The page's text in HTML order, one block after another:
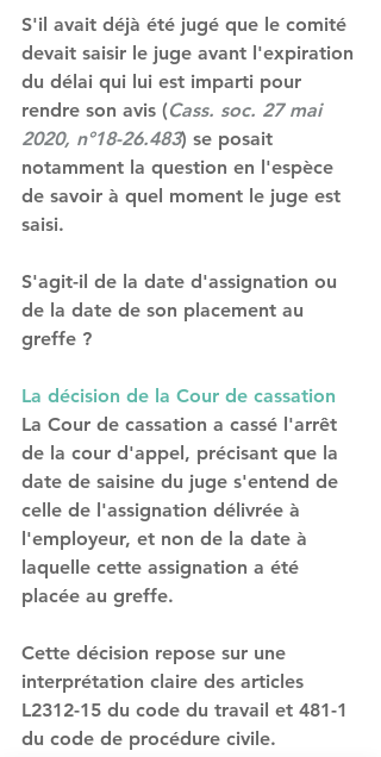
S'il avait déjà été jugé que le comité
devait saisir le juge avant l'expiration
du délai qui lui est imparti pour
rendre son avis (Cass. soc. 27 mai
2020, n°18-26.483) se posait
notamment la question en l'espèce
de savoir à quel moment le juge est
saisi.
S'agit-il de la date d'assignation ou
de la date de son placement au
greffe ?
La décision de la Cour de cassation
La Cour de cassation a cassé l'arrêt
de la cour d'appel, précisant que la
date de saisine du juge s'entend de
celle de l'assignation délivrée à
l'employeur, et non de la date à
laquelle cette assignation a été
placée au greffe.
Cette décision repose sur une
interprétation claire des articles
L2312-15 du code du travail et 481-1
du code de procédure civile.